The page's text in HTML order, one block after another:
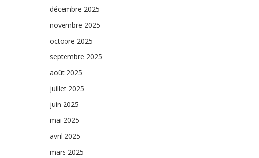
décembre 2025
novembre 2025
octobre 2025
septembre 2025
août 2025
juillet 2025
juin 2025
mai 2025
avril 2025
mars 2025